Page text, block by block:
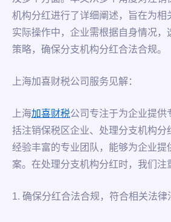
机构分红进行了详细阐述，旨在为相
实际操作中，企业需根据自身情况，
策略，确保分支机构分红合法合规。
上海加喜财税公司服务见解：
上海加喜财税公司专注于为企业提供
括注销保税区企业、处理分支机构分
经验丰富的专业团队，能够为企业提
案。在处理分支机构分红时，我们注
1. 确保分红合法合规，符合相关法律